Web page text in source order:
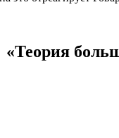
«Теория